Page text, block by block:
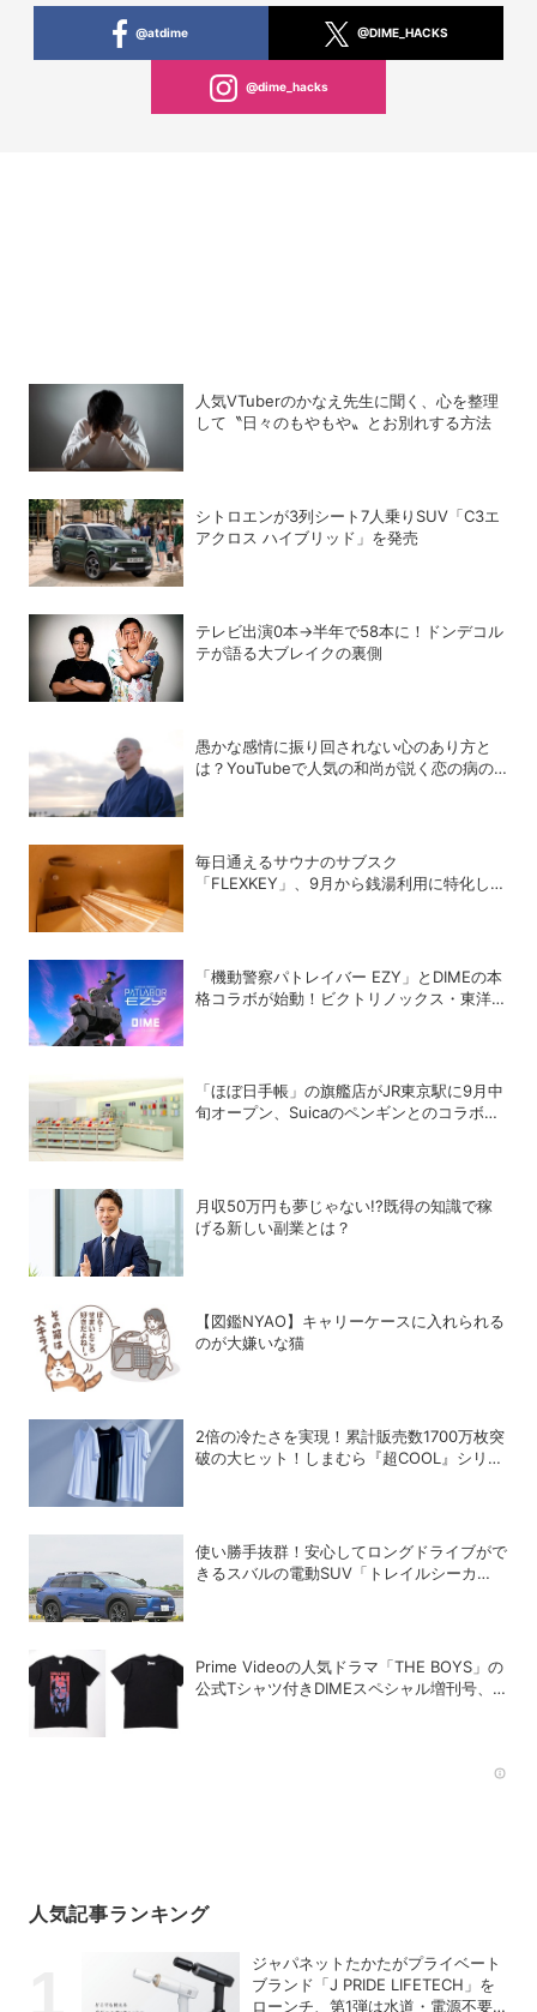
@atdime @DIME_HACKS
@dime_hacks
人気VTuberのかなえ先生に聞く、心を整理
して〝日々のもやもや〟とお別れする方法
シトロエンが3列シート7人乗りSUV「C3エ
アクロス ハイブリッド」を発売
テレビ出演0本→半年で58本に！ドンデコル
テが語る大ブレイクの裏側
愚かな感情に振り回されない心のあり方と
は？YouTubeで人気の和尚が説く恋の病の
毎日通えるサウナのサブスク
「FLEXKEY」、9月から銭湯利用に特化した
「機動警察パトレイバー EZY」とDIMEの本
格コラボが始動！ビクトリノックス・東洋ス
「ほぼ日手帳」の旗艦店がJR東京駅に9月中
旬オープン、Suicaのペンギンとのコラボ商
月収50万円も夢じゃない!?既得の知識で稼
げる新しい副業とは？
【図鑑NYAO】キャリーケースに入れられる
のが大嫌いな猫
2倍の冷たさを実現！累計販売数1700万枚突
破の大ヒット！しまむら『超COOL』シリー
使い勝手抜群！安心してロングドライブがで
きるスバルの電動SUV「トレイルシーカ
Prime Videoの人気ドラマ「THE BOYS」の
公式Tシャツ付きDIMEスペシャル増刊号、
人気記事ランキング
ジャパネットたかたがプライベート
ブランド「J PRIDE LIFETECH」を
ローンチ、第1弾は水道・電源不要